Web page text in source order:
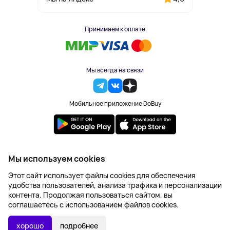
УТОЧНИТЬ НАЛИЧИЕ
Принимаем к оплате
Мы всегда на связи
Мобильное приложение DoBuy
2023-2026 © DoBuy. Все права защищены
Правила обработки персональных данных
Пользовательское соглашение
Оферта
Создание сайта – NetLab
Мы используем cookies
Этот сайт использует файлы cookies для обеспечения
удобства пользователей, анализа трафика и персонализации
контента. Продолжая пользоваться сайтом, вы
соглашаетесь с использованием файлов cookies.
хорошо подробнее